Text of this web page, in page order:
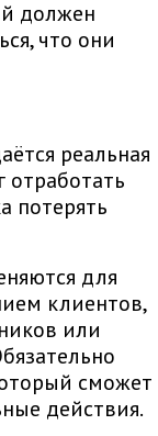
должен
что они
реальная
отработать
потерять
для
клиентов,
или
сможет
действия.